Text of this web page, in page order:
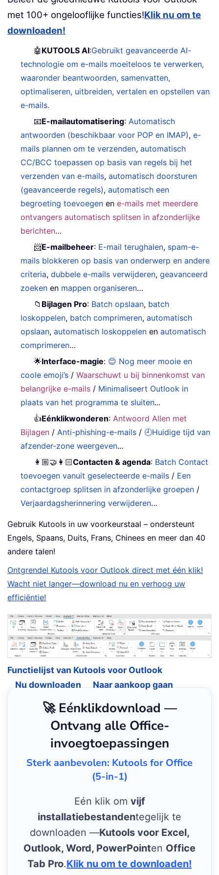
met 100+ ongelooflijke functies!Klik nu om te
downloaden!
🤖 KUTOOLS AI:Gebruikt geavanceerde AI-
technologie om e-mails moeiteloos te verwerken,
waaronder beantwoorden, samenvatten,
optimaliseren, uitbreiden, vertalen en opstellen van
e-mails.
📧E-mailautomatisering: Automatisch
antwoorden (beschikbaar voor POP en IMAP),e-
mails plannen om te verzenden,automatisch
CC/BCC toepassen op basis van regels bij het
verzenden van e-mails,automatisch doorsturen
(geavanceerde regels),automatisch een
begroeting toevoegen ene-mails met meerdere
ontvangers automatisch splitsen in afzonderlijke
berichten…
📨E-mailbeheer: E-mail terughalen, spam-e-
mails blokkeren op basis van onderwerp en andere
criteria,dubbele e-mails verwijderen,geavanceerd
zoeken en mappen organiseren…
📁 Bijlagen Pro: Batch opslaan, batch
loskoppelen, batch comprimeren,automatisch
opslaan,automatisch loskoppelen enautomatisch
comprimeren…
🌟Interface-magie: 😊 Nog meer mooie en
coole emoji’s /Waarschuwt u bij binnenkomst van
belangrijke e-mails / Minimaliseert Outlook in
plaats van het programma te sluiten...
👍Eénklikwonderen: Antwoord Allen met
Bijlagen / Anti-phishing-e-mails / 🕘Huidige tijd van
afzender-zone weergeven...
👩🏼‍🤝‍👩🏻Contacten & agenda: Batch Contact
toevoegen vanuit geselecteerde e-mails / Een
contactgroep splitsen in afzonderlijke groepen /
Verjaardagsherinnering verwijderen…
Gebruik Kutools in uw voorkeurstaal – ondersteunt
Engels, Spaans, Duits, Frans, Chinees en meer dan 40
andere talen!
Ontgrendel Kutools voor Outlook direct met één klik!
Wacht niet langer—download nu en verhoog uw
efficiëntie!
Functielijst van Kutools voor Outlook
Nu downloaden
Naar aankoop gaan
🚀 Eénklikdownload —
Ontvang alle Office-
invoegtoepassingen
Sterk aanbevolen: Kutools for Office
(5-in-1)
Eén klik om vijf
installatiebestandentegelijk te
downloaden —Kutools voor Excel,
Outlook, Word, PowerPointen Office
Tab Pro.Klik nu om te downloaden!